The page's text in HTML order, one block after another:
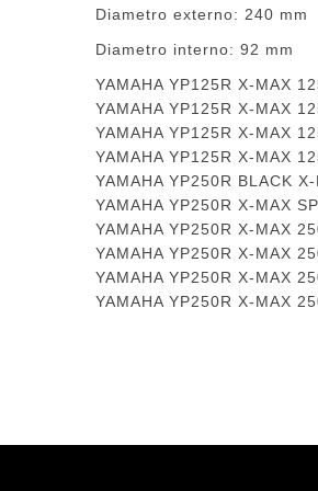
Diametro externo: 240 mm
Diametro interno: 92 mm
YAMAHA YP125R X-MAX
YAMAHA YP125R X-MAX
YAMAHA YP125R X-MAX
YAMAHA YP125R X-MAX
YAMAHA YP250R BLACK
YAMAHA YP250R X-MAX
YAMAHA YP250R X-MAX
YAMAHA YP250R X-MAX
YAMAHA YP250R X-MAX
YAMAHA YP250R X-MAX